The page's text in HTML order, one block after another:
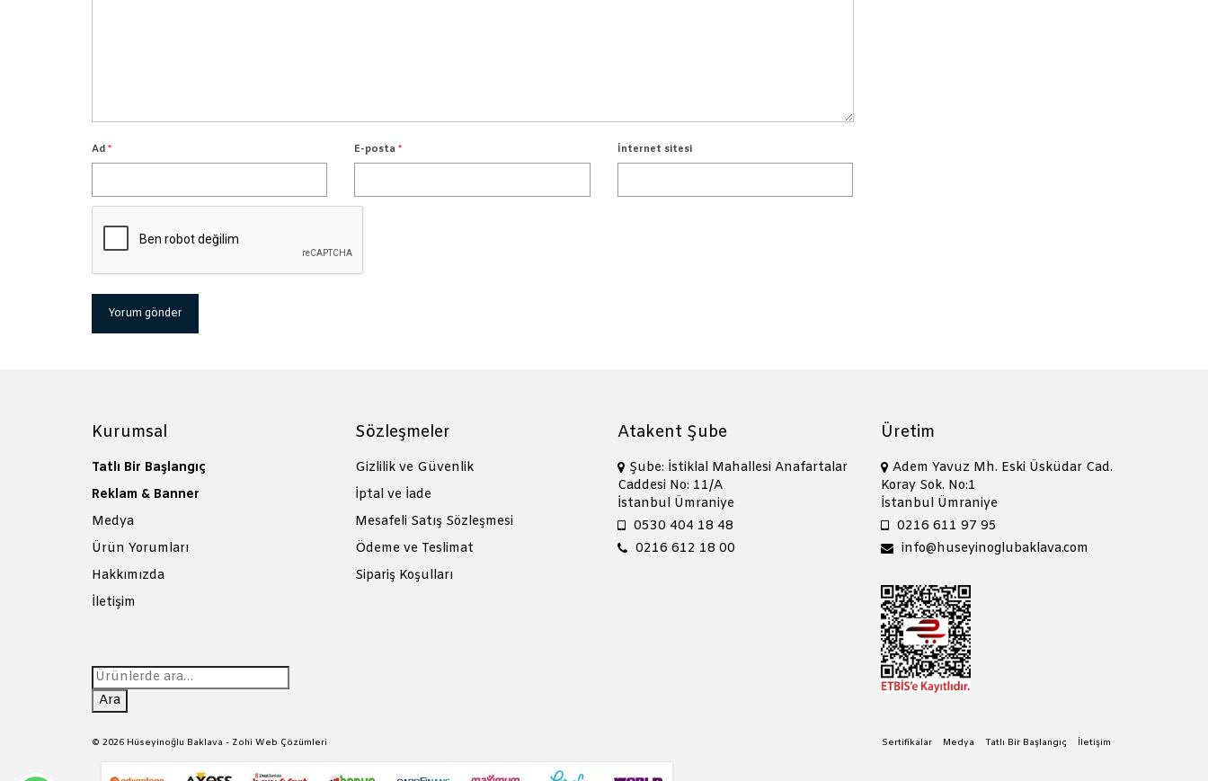
Ad * E-posta* İnternet sitesi
Kurumsal
Tatlı Bir Başlangıç
Reklam & Banner
Medya
Ürün Yorumları
Hakkımızda
İletişim
Ara:
Ara
Sözleşmeler
Gizlilik ve Güvenlik
İptal ve İade
Mesafeli Satış Sözleşmesi
Ödeme ve Teslimat
Sipariş Koşulları
Atakent Şube
Şube: İstiklal Mahallesi Anafartalar
Caddesi No: 11/A
İstanbul Ümraniye
0530 404 18 48
0216 612 18 00
Üretim
Adem Yavuz Mh. Eski Üsküdar Cad.
Koray Sok. No:1
İstanbul Ümraniye
0216 611 97 95
info@huseyinoglubaklava.com
Sertifikalar Medya Tatlı Bir Başlangıç İletişim
© 2026 Hüseyinoğlu Baklava - Zohi Web Çözümleri